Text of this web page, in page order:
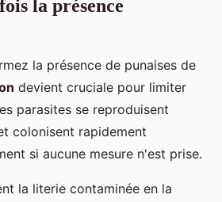
la présence
la présence de punaises de
devient cruciale pour limiter
parasites se reproduisent
colonisent rapidement
si aucune mesure n'est prise.
la literie contaminée en la